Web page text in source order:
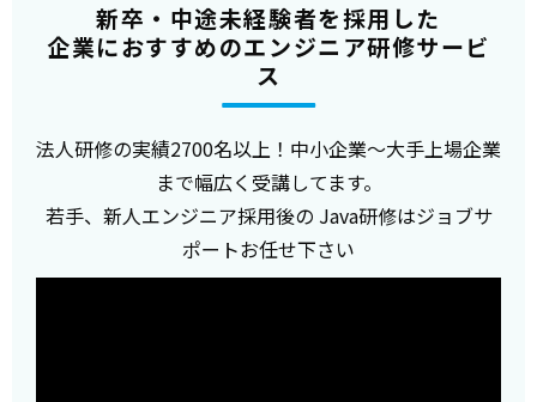
新卒・中途未経験者を採用した
企業におすすめのエンジニア研修サービ
ス
法人研修の実績2700名以上！中小企業～大手上場企業
まで幅広く受講してます。
若手、新人エンジニア採用後の Java研修はジョブサ
ポートお任せ下さい